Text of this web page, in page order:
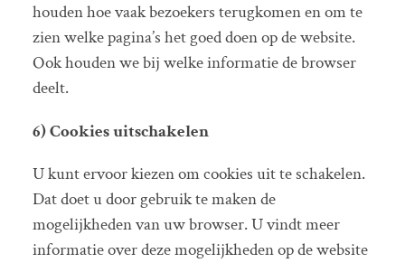
houden hoe vaak bezoekers terugkomen en om te
zien welke pagina’s het goed doen op de website.
Ook houden we bij welke informatie de browser
deelt.
6) Cookies uitschakelen
U kunt ervoor kiezen om cookies uit te schakelen.
Dat doet u door gebruik te maken de
mogelijkheden van uw browser. U vindt meer
informatie over deze mogelijkheden op de website